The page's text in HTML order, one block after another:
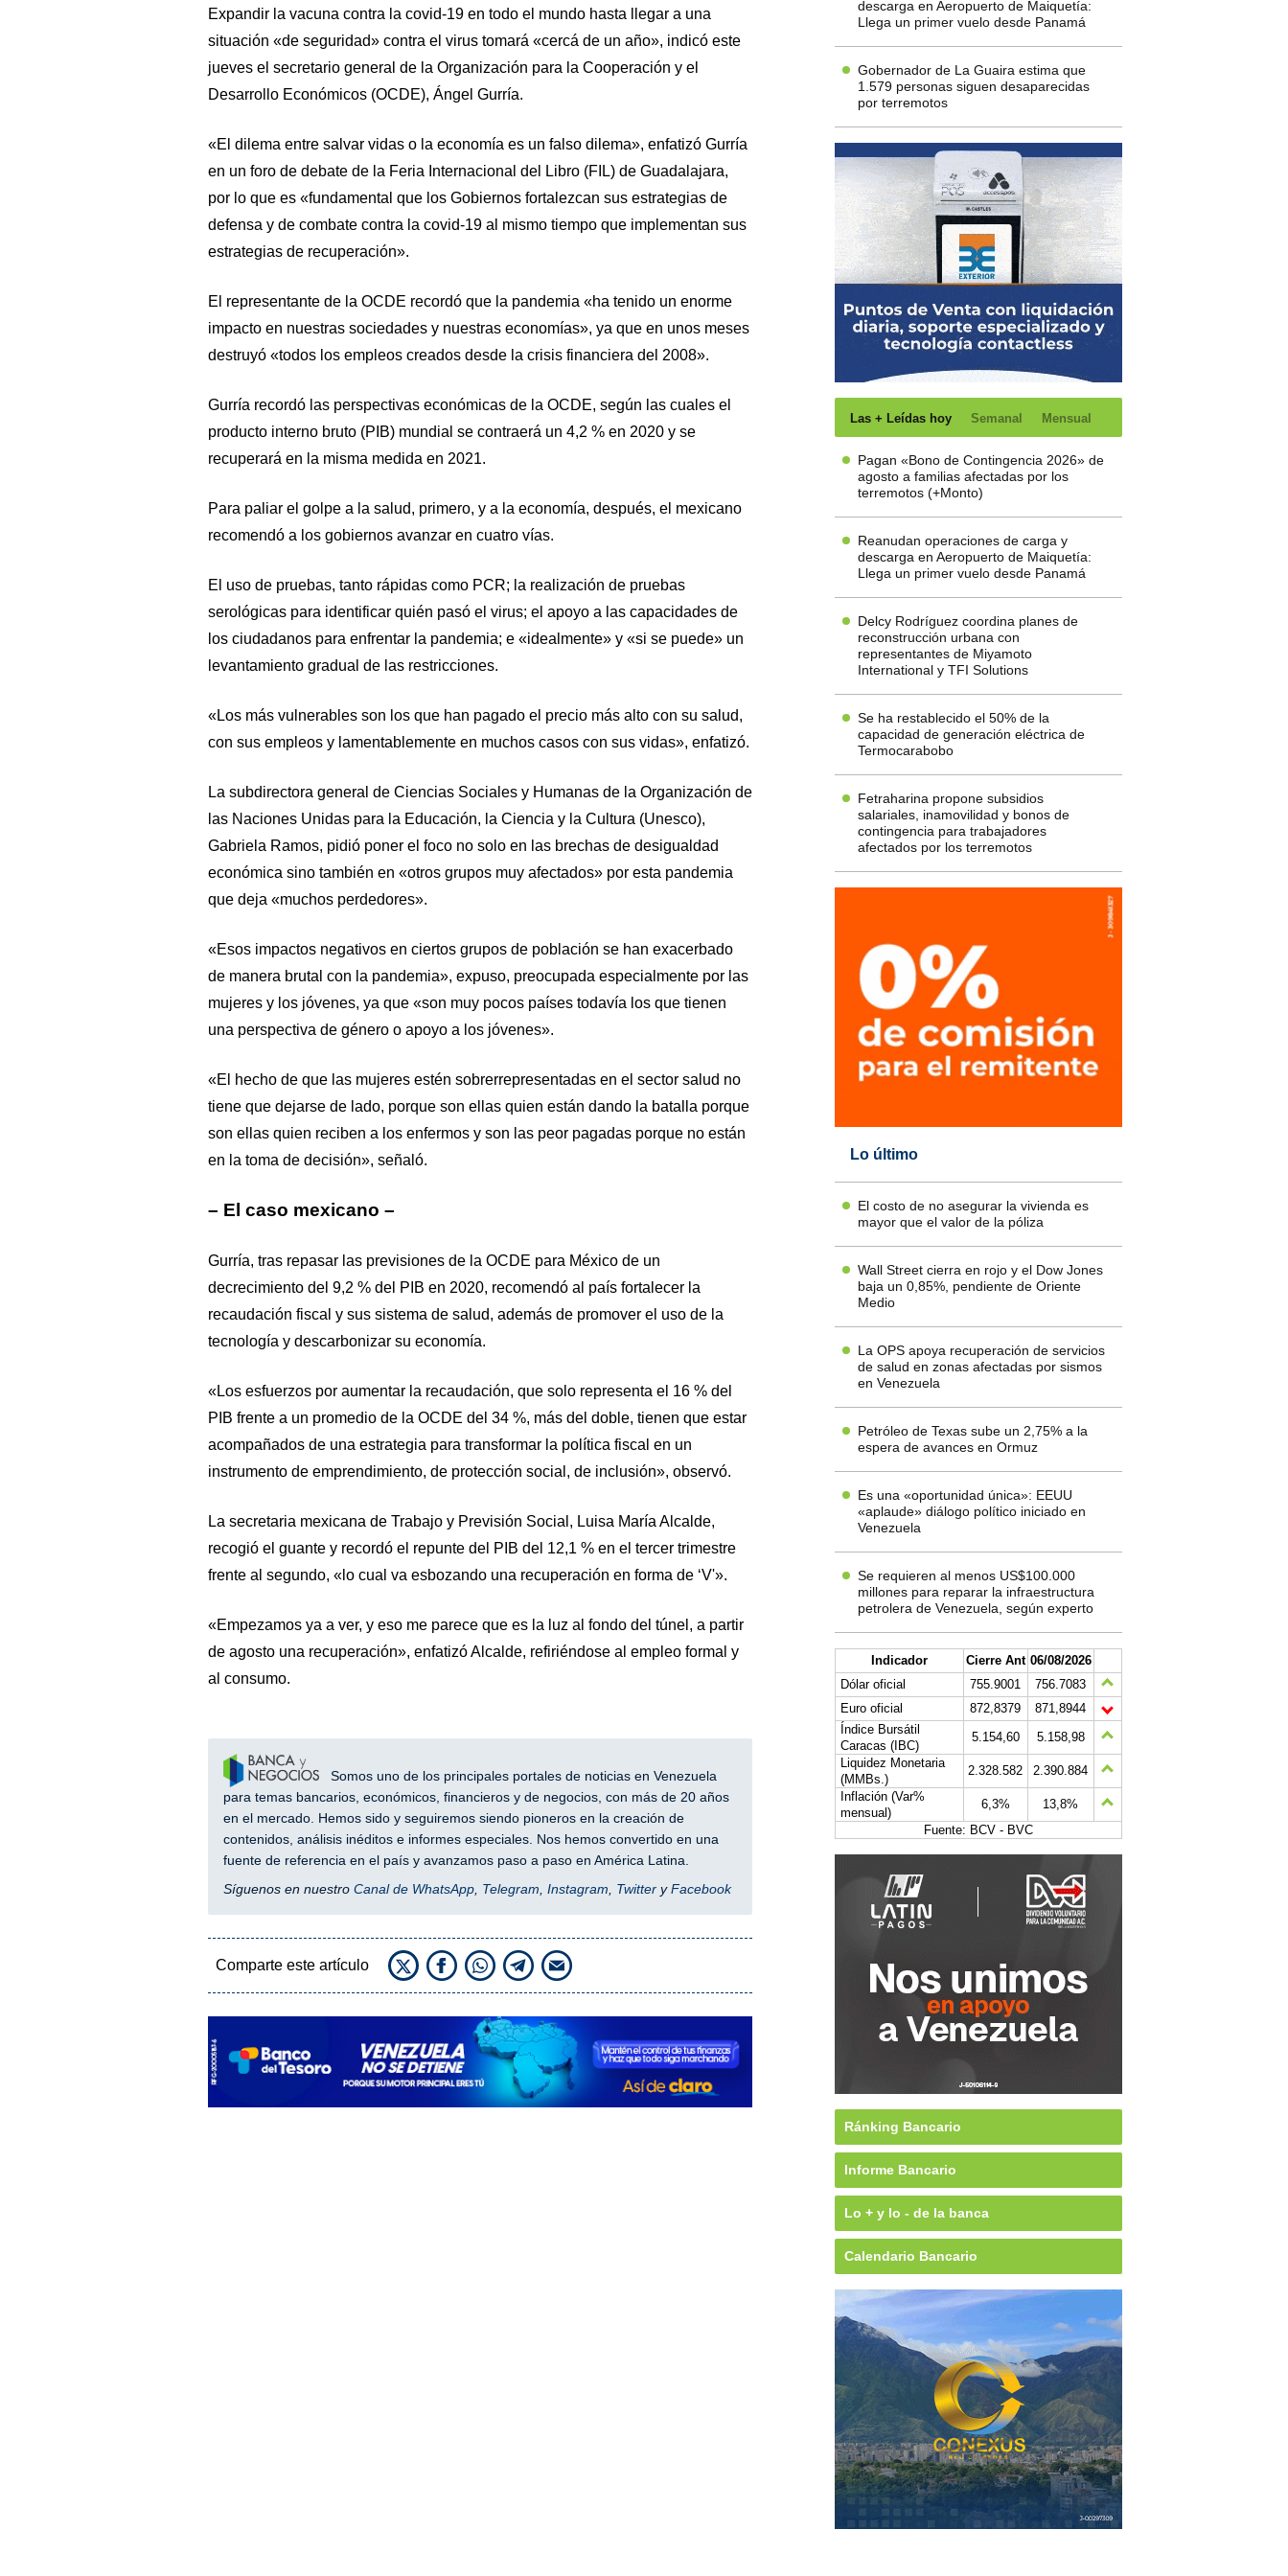
Expandir la vacuna contra la covid-19 en todo el mundo hasta llegar a una
situación «de seguridad» contra el virus tomará «cercá de un año», indicó este
jueves el secretario general de la Organización para la Cooperación y el
Desarrollo Económicos (OCDE), Ángel Gurría.
«El dilema entre salvar vidas o la economía es un falso dilema», enfatizó Gurría
en un foro de debate de la Feria Internacional del Libro (FIL) de Guadalajara,
por lo que es «fundamental que los Gobiernos fortalezcan sus estrategias de
defensa y de combate contra la covid-19 al mismo tiempo que implementan sus
estrategias de recuperación».
El representante de la OCDE recordó que la pandemia «ha tenido un enorme
impacto en nuestras sociedades y nuestras economías», ya que en unos meses
destruyó «todos los empleos creados desde la crisis financiera del 2008».
Gurría recordó las perspectivas económicas de la OCDE, según las cuales el
producto interno bruto (PIB) mundial se contraerá un 4,2 % en 2020 y se
recuperará en la misma medida en 2021.
Para paliar el golpe a la salud, primero, y a la economía, después, el mexicano
recomendó a los gobiernos avanzar en cuatro vías.
El uso de pruebas, tanto rápidas como PCR; la realización de pruebas
serológicas para identificar quién pasó el virus; el apoyo a las capacidades de
los ciudadanos para enfrentar la pandemia; e «idealmente» y «si se puede» un
levantamiento gradual de las restricciones.
«Los más vulnerables son los que han pagado el precio más alto con su salud,
con sus empleos y lamentablemente en muchos casos con sus vidas», enfatizó.
La subdirectora general de Ciencias Sociales y Humanas de la Organización de
las Naciones Unidas para la Educación, la Ciencia y la Cultura (Unesco),
Gabriela Ramos, pidió poner el foco no solo en las brechas de desigualdad
económica sino también en «otros grupos muy afectados» por esta pandemia
que deja «muchos perdedores».
«Esos impactos negativos en ciertos grupos de población se han exacerbado
de manera brutal con la pandemia», expuso, preocupada especialmente por las
mujeres y los jóvenes, ya que «son muy pocos países todavía los que tienen
una perspectiva de género o apoyo a los jóvenes».
«El hecho de que las mujeres estén sobrerrepresentadas en el sector salud no
tiene que dejarse de lado, porque son ellas quien están dando la batalla porque
son ellas quien reciben a los enfermos y son las peor pagadas porque no están
en la toma de decisión», señaló.
– El caso mexicano –
Gurría, tras repasar las previsiones de la OCDE para México de un
decrecimiento del 9,2 % del PIB en 2020, recomendó al país fortalecer la
recaudación fiscal y sus sistema de salud, además de promover el uso de la
tecnología y descarbonizar su economía.
«Los esfuerzos por aumentar la recaudación, que solo representa el 16 % del
PIB frente a un promedio de la OCDE del 34 %, más del doble, tienen que estar
acompañados de una estrategia para transformar la política fiscal en un
instrumento de emprendimiento, de protección social, de inclusión», observó.
La secretaria mexicana de Trabajo y Previsión Social, Luisa María Alcalde,
recogió el guante y recordó el repunte del PIB del 12,1 % en el tercer trimestre
frente al segundo, «lo cual va esbozando una recuperación en forma de ‘V'».
«Empezamos ya a ver, y eso me parece que es la luz al fondo del túnel, a partir
de agosto una recuperación», enfatizó Alcalde, refiriéndose al empleo formal y
al consumo.
Somos uno de los principales portales de noticias en Venezuela
para temas bancarios, económicos, financieros y de negocios, con más de 20 años
en el mercado. Hemos sido y seguiremos siendo pioneros en la creación de
contenidos, análisis inéditos e informes especiales. Nos hemos convertido en una
fuente de referencia en el país y avanzamos paso a paso en América Latina.
Síguenos en nuestro Canal de WhatsApp, Telegram Instagram TwitteryFacebook
Comparte este artículo
descarga en Aeropuerto de Maiquetía:
Llega un primer vuelo desde Panamá
Gobernador de La Guaira estima que
1.579 personas siguen desaparecidas
por terremotos
Las + Leídas hoy Semanal Mensual
Pagan «Bono de Contingencia 2026» de
agosto a familias afectadas por los
terremotos (+Monto)
Reanudan operaciones de carga y
descarga en Aeropuerto de Maiquetía:
Llega un primer vuelo desde Panamá
Delcy Rodríguez coordina planes de
reconstrucción urbana con
representantes de Miyamoto
International y TFI Solutions
Se ha restablecido el 50% de la
capacidad de generación eléctrica de
Termocarabobo
Fetraharina propone subsidios
salariales, inamovilidad y bonos de
contingencia para trabajadores
afectados por los terremotos
Lo último
El costo de no asegurar la vivienda es
mayor que el valor de la póliza
Wall Street cierra en rojo y el Dow Jones
baja un 0,85%, pendiente de Oriente
Medio
La OPS apoya recuperación de servicios
de salud en zonas afectadas por sismos
en Venezuela
Petróleo de Texas sube un 2,75% a la
espera de avances en Ormuz
Es una «oportunidad única»: EEUU
«aplaude» diálogo político iniciado en
Venezuela
Se requieren al menos US$100.000
millones para reparar la infraestructura
petrolera de Venezuela, según experto
Indicador Cierre Ant 06/08/2026
Dólar oficial
755.9001
756.7083
Euro oficial
872,8379
871,8944
Índice Bursátil
Caracas (IBC)
5.154,60
5.158,98
Liquidez Monetaria
(MMBs.)
2.328.582
2.390.884
Inflación (Var%
mensual)
6,3%
13,8%
Fuente: BCV - BVC
Ránking Bancario
Informe Bancario
Lo + y lo - de la banca
Calendario Bancario